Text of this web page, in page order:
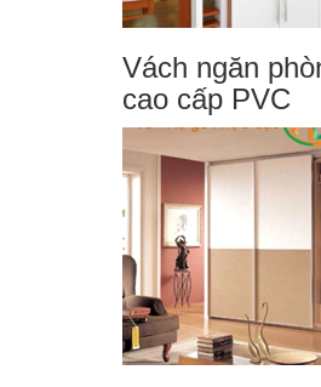
Vách ngăn
cao cấp PVC